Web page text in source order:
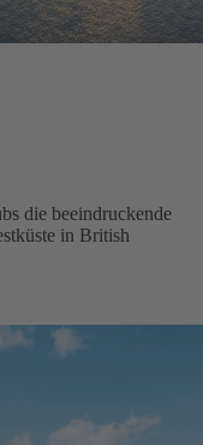
die beeindruckende
in British